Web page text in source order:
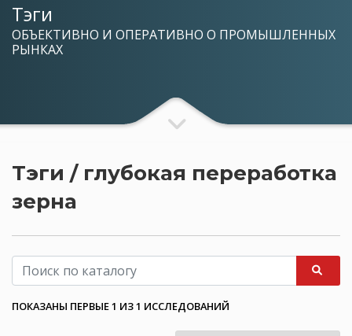
Тэги
ОБЪЕКТИВНО И ОПЕРАТИВНО О ПРОМЫШЛЕННЫХ
РЫНКАХ
Тэги / глубокая переработка
зерна
ПОКАЗАНЫ ПЕРВЫЕ 1 ИЗ 1 ИССЛЕДОВАНИЙ